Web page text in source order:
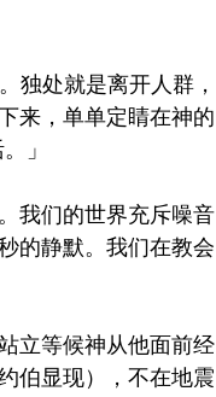
独处就是离开人群，
来，单单定睛在神的
」
我们的世界充斥噪音
的静默。我们在教会
立等候神从他面前经
伯显现），不在地震